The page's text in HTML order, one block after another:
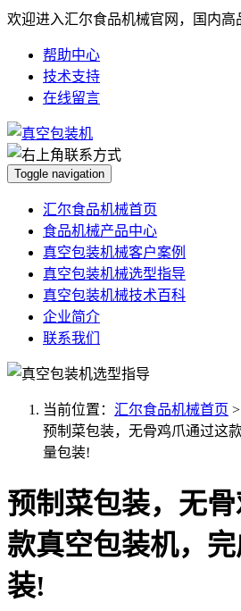
欢迎进入汇尔食品机械官网，国内高
帮助中心
技术支持
在线留言
Toggle navigation
汇尔食品机械首页
食品机械产品中心
真空包装机械客户案例
真空包装机械选型指导
真空包装机械技术百科
企业简介
联系我们
当前位置： 汇尔食品机械首页 >
预制菜包装，无骨鸡爪通过这
量包装!
预制菜包装，无
款真空包装机，
装!